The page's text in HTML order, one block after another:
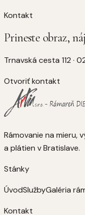
Kontakt
Prineste obraz,
Trnavská cesta 112 ·
Otvoriť kontakt
Rámovanie na mieru,
a plátien v Bratislave.
Stánky
ÚvodSlužbyGaléria
Kontakt